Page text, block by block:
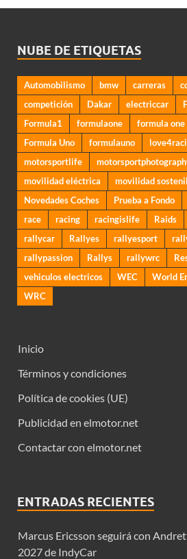
NUBE DE ETIQUETAS
Automobilismo bmw carreras
competición
Dakar electriccar
Formula1
formulaone formula one
Formula Uno
formulauno
motorsportlife
movilidad eléctrica
movilidad
Novedades Coches
Prueba a Fondo
race
racing racingislife Raids
rallycar
Rallyes rallyesport
rallypassion
Rallys rallywrc
vehiculos electricos
WEC
World
WRC
Inicio
Términos y condiciones
Política de cookies (UE)
Publicidad en elmotor.net
Contactar con elmotor.net
ENTRADAS RECIENTES
Marcus Ericsson seguirá con
2027 de IndyCar